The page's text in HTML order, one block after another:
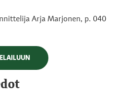
Arja Marjonen, p. 040